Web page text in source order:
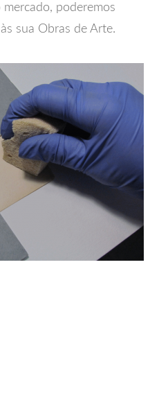
poderemos
sua Obras de Arte.